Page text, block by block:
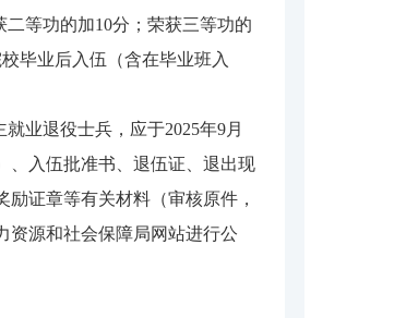
等功的加10分；荣获三等功的
毕业后入伍（含在毕业班入
业退役士兵，应于2025年9月
、入伍批准书、退伍证、退出现
证章等有关材料（审核原件，
资源和社会保障局网站进行公